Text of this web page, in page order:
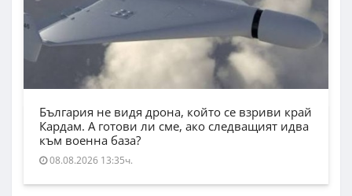
България не видя дрона, който се взриви край
Кардам. А готови ли сме, ако следващият идва
към военна база?
08.08.2026 13:35ч.